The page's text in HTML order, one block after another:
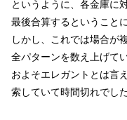
というように、各金庫に
最後合算するということ
しかし、これでは場合が
全パターンを数え上げて
およそエレガントとは言
索していて時間切れでした